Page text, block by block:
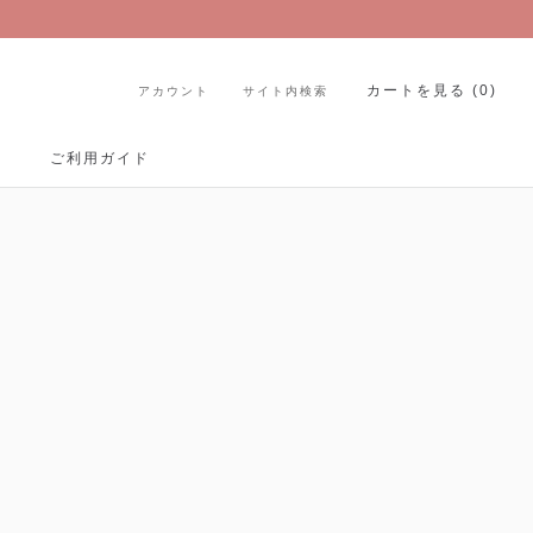
ご利用ガイド
アカウント サイト内検索 カートを見る (0)